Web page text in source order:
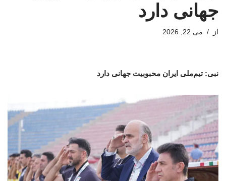
جهانی دارد
از می 22, 2026
نبی: تیم‌ملی ایران محبوبیت جهانی دارد